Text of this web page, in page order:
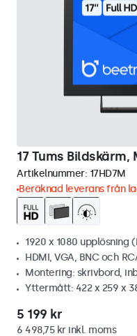
17 Tums Bildskärm,
Artikelnummer: 17HD7M
Beräknad leverans från
1920 x 1080 upplösning
HDMI, VGA, BNC och
Montering: skrivbord,
Yttermått: 422 x 259 x
5 199 kr
6 498,75 kr inkl. moms